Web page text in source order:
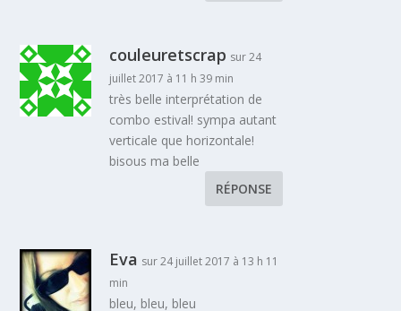
couleuretscrap sur 24
juillet 2017 à 11 h 39 min
très belle interprétation de
combo estival! sympa autant
verticale que horizontale!
bisous ma belle
RÉPONSE
Eva sur 24 juillet 2017 à 13 h 11
min
bleu, bleu, bleu